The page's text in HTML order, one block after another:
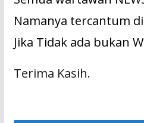
Namanya tercantum
Jika Tidak ada bukan
Terima Kasih.